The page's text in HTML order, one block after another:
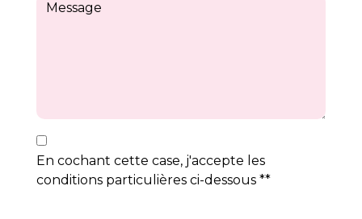
En cochant cette case, j'accepte les
conditions particulières ci-dessous **